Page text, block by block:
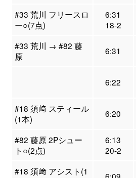
#33 荒川 フリースロ
ー○(7点)
6:31
18-2
#33 荒川 → #82 藤
原
6:31
6:22
#18 須﨑 スティール
(1本)
6:20
#82 藤原 2Pシュー
ト○(2点)
6:13
20-2
#18 須﨑 アシスト(1